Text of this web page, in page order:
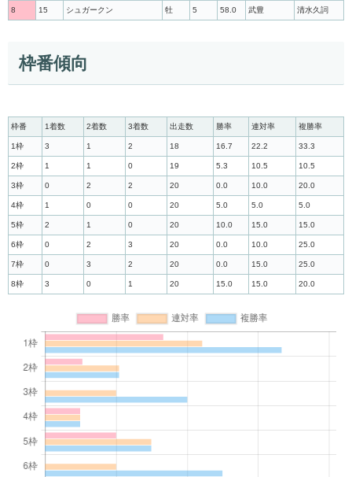
8 15 シュガークン 牡 5 58.0 武豊 清水久詞
枠番傾向
枠番 1着数 2着数 3着数 出走数 勝率 連対率 複勝率
1枠 3 1 2 18 16.7 22.2 33.3
2枠 1 1 0 19 5.3 10.5 10.5
3枠 0 2 2 20 0.0 10.0 20.0
4枠 1 0 0 20 5.0 5.0 5.0
5枠 2 1 0 20 10.0 15.0 15.0
6枠 0 2 3 20 0.0 10.0 25.0
7枠 0 3 2 20 0.0 15.0 25.0
8枠 3 0 1 20 15.0 15.0 20.0